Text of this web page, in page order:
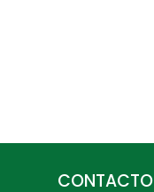
CONTACTO